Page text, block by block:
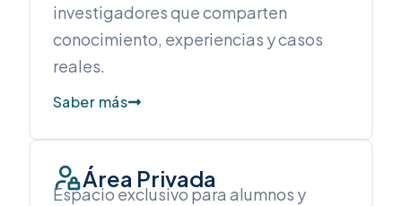
investigadores que comparten
conocimiento, experiencias y casos
reales.
Saber más
Área Privada
Espacio exclusivo para alumnos y